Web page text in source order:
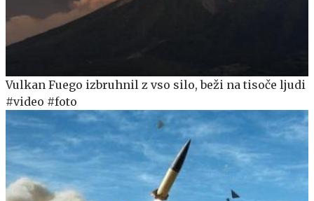
Vulkan Fuego izbruhnil z vso silo, beži na tisoče ljudi
#video #foto